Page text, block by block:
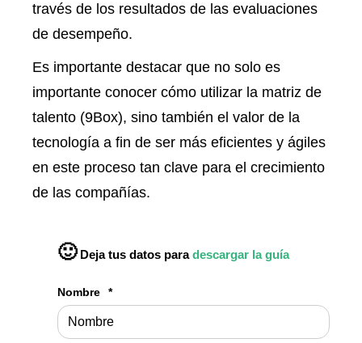
través de los resultados de las evaluaciones
de desempeño.
Es importante destacar que no solo es
importante conocer cómo utilizar la matriz de
talento (9Box), sino también el valor de la
tecnología a fin de ser más eficientes y ágiles
en este proceso tan clave para el crecimiento
de las compañías.
🙂Deja tus datos paradescargar la guía
Nombre *